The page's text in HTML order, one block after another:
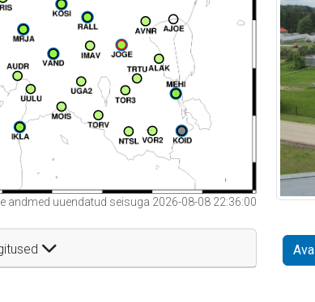
andmed uuendatud seisuga 2026-08-08 22:36:00